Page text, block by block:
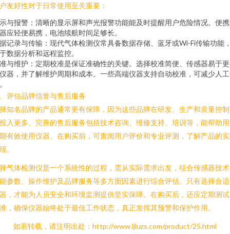
友好性对于日常使用至关重要：
与报警：清晰的显示屏和声光报警功能能及时提醒用户危险情况。便
应轻便易携，电池续航时间足够长。
记录与传输：现代气体检测仪常具备数据存储、蓝牙或Wi-Fi传输功能
数据分析和远程监控。
与维护：定期校准是保证准确性的关键。选择校准简便、传感器易于
器，并了解维护周期和成本。一些高端仪器支持自动校准，可减少人
评估品牌信誉与售后服务
知名品牌的产品通常更有保障，因为这些品牌在研发、生产和质量控
入更多。完善的售后服务包括技术咨询、维修支持、培训等，能帮助
有效使用仪器。在购买前，可查阅用户评价和专业评测，了解产品的
。
气体检测仪是一个系统性的过程，需从实际需求出发，结合传感器技
参数、操作维护及品牌服务等多方面因素进行综合评估。只有选择合
，才能为人员安全和环境监测提供坚实保障。在购买后，还应定期测
，确保仪器始终处于最佳工作状态，真正发挥其预警和保护作用。
如若转载，请注明出处：http://www.ljluzs.com/product/25.html